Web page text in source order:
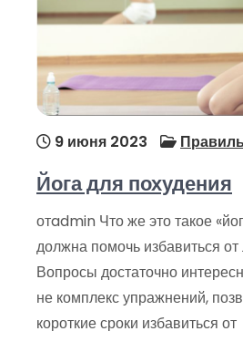
9 июня 2023
Йога для похудения
отadmin Что же это такое
должна помочь избавиться
Вопросы достаточно
не комплекс упражнений,
короткие сроки избавиться от